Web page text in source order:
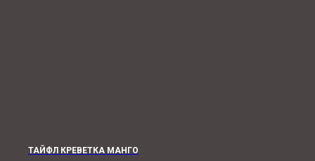
ТАЙФЛ КРЕВЕТКА МАНГО